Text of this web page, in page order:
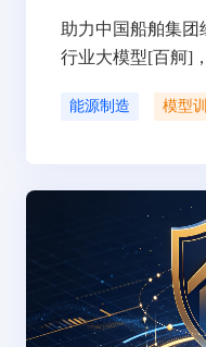
助力中国船舶集
行业大模型[百舸]
能源制造 模型